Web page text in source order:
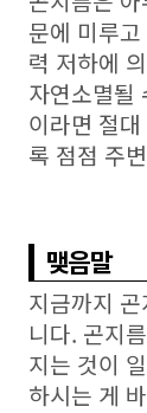
문에 미루
력 저하에
자연소멸될
이라면 절
록 점점 주
맺음말
지금까지
니다. 곤지
지는 것이
하시는 게